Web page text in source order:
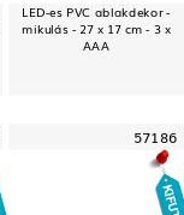
LED-es PVC ablakdekor -
mikulás - 27 x 17 cm - 3 x
AAA
57186